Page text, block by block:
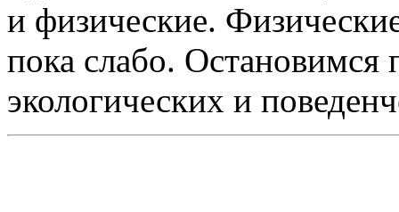
и физические.
пока слабо.
экологических и